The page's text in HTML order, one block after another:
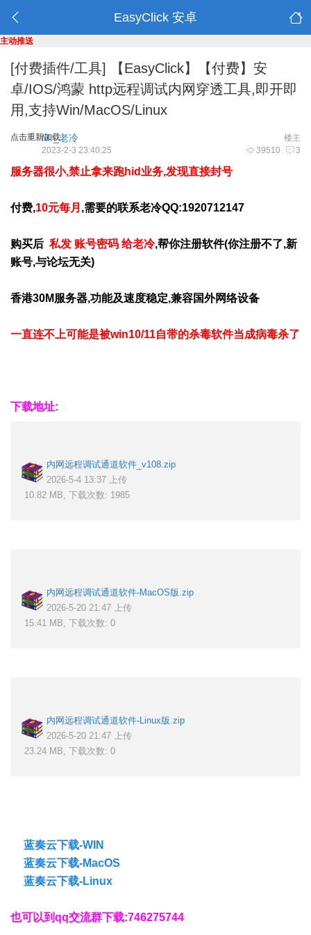
EasyClick 安卓
主动推送
[付费插件/工具]
【EasyClick】【付费】安
卓/IOS/鸿蒙 http远程调试内网穿透工具,即开即
用,支持Win/MacOS/Linux
点击重新加载 楼主
Mr_老冷
39510 3
2023-2-3 23:40:25
服务器很小,禁止拿来跑hid业务,发现直接封号
付费,10元每月 ,需要的联系老冷QQ:1920712147
购买后 私发 账号密码 给老冷,帮你注册软件(你注册不了,新
账号,与论坛无关)
香港30M服务器,功能及速度稳定,兼容国外网络设备
一直连不上可能是被win10/11自带的杀毒软件当成病毒杀了
下载地址:
内网远程调试通道软件_v108.zip
2026-5-4 13:37 上传
10.82 MB, 下载次数: 1985
内网远程调试通道软件-MacOS版.zip
2026-5-20 21:47 上传
15.41 MB, 下载次数: 0
内网远程调试通道软件-Linux版.zip
2026-5-20 21:47 上传
23.24 MB, 下载次数: 0
蓝奏云下载-WIN
蓝奏云下载-MacOS
蓝奏云下载-Linux
也可以到qq交流群下载:746275744